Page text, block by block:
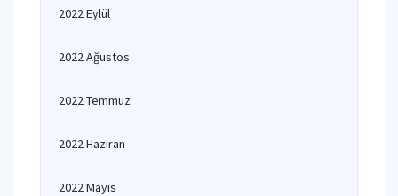
2022 Eylül
2022 Ağustos
2022 Temmuz
2022 Haziran
2022 Mayıs